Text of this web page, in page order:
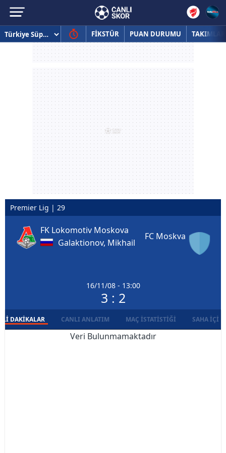
FİKSTÜR PUAN DURUMU TAKIMLAR
Premier Lig | 29
FK Lokomotiv Moskova
Galaktionov, Mikhail
16/11/08 - 13:00
3 : 2
FC Moskva
DAKIKALAR CANLI ANLATIM MAÇ İSTATISTIĞI SAHA İÇI
Veri Bulunmamaktadır